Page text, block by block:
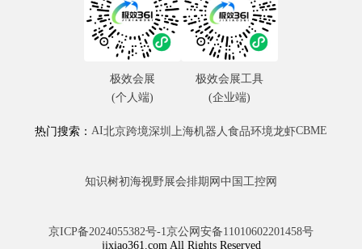
热门搜索： AI北京跨境深圳 上海机器人食品环境龙虾CBME
知识树初海视野展会排期网 中国工控网
京ICP备2024055382号-1京公网安备11010602201458号
jixiao361.com All Rights Reserved
极效会展
(个人端)
极效会展工具
(企业端)